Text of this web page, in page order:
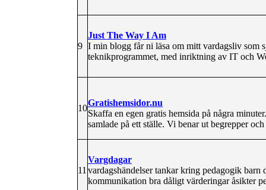
9
Just The Way I Am
I min blogg får ni läsa om mitt vardagsliv som
teknikprogrammet, med inriktning av IT och
10
Gratishemsidor.nu
Skaffa en egen gratis hemsida på några
samlade på ett ställe. Vi benar ut begrepper
11
Vargdagar
vardagshändelser tankar kring pedagogik
kommunikation bra dåligt värderingar åsikter